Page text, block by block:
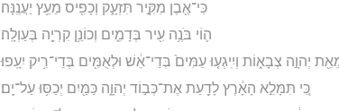
כִּי־אֶ֖בֶן מִקִּ֣יר תִּזְעָ֑ק וְכָפִ֖יס מֵעֵ֥ץ יַעֲנֶֽנָּה׃
ה֛וֹי בֹּנֶ֥ה עִ֖יר בְּדָמִ֑ים וְכוֹנֵ֥ן קִרְיָ֖ה בְּעַוְלָֽה׃
יְהוָ֣ה צְבָא֑וֹת וְיִֽיגְע֤וּ עַמִּים֙ בְּדֵי־אֵ֔שׁ וּלְאֻמִּ֖ים בְּדֵי־רִ֥יק יִעָֽפוּ׃
כִּ֚י תִּמָּלֵ֣א הָאָ֔רֶץ לָדַ֖עַת אֶת־כְּב֣וֹד יְהוָ֑ה כַּמַּ֖יִם יְכַסּ֥וּ עַל־יָֽם׃